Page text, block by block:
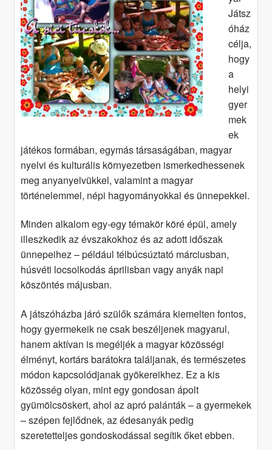
menu
Játsz
óház
célja,
hogy
a
helyi
gyer
mek
ek
játékos formában, egymás társaságában, magyar
nyelvi és kulturális környezetben ismerkedhessenek
meg anyanyelvükkel, valamint a magyar
történelemmel, népi hagyományokkal és ünnepekkel.
Minden alkalom egy-egy témakör köré épül, amely
illeszkedik az évszakokhoz és az adott időszak
ünnepeihez – például télbúcsúztató márciusban,
húsvéti locsolkodás áprilisban vagy anyák napi
köszöntés májusban.
A játszóházba járó szülők számára kiemelten fontos,
hogy gyermekeik ne csak beszéljenek magyarul,
hanem aktívan is megéljék a magyar közösségi
élményt, kortárs barátokra találjanak, és természetes
módon kapcsolódjanak gyökereikhez. Ez a kis
közösség olyan, mint egy gondosan ápolt
gyümölcsöskert, ahol az apró palánták – a gyermekek
– szépen fejlődnek, az édesanyák pedig
szeretetteljes gondoskodással segítik őket ebben.